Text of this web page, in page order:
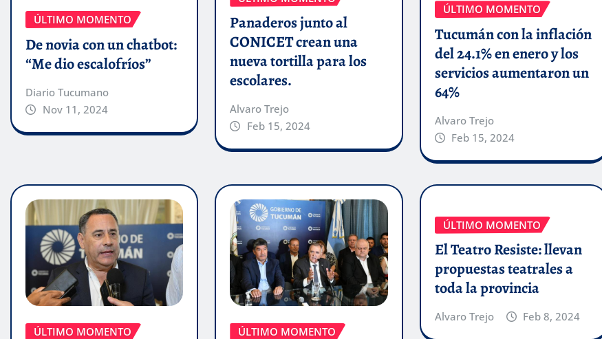
ÚLTIMO MOMENTO
De novia con un chatbot:
“Me dio escalofríos”
Diario Tucumano
Nov 11, 2024
Panaderos junto al
CONICET crean una
nueva tortilla para los
escolares.
Alvaro Trejo
Feb 15, 2024
ÚLTIMO MOMENTO
Tucumán con la inflación
del 24.1% en enero y los
servicios aumentaron un
64%
Alvaro Trejo
Feb 15, 2024
ÚLTIMO MOMENTO ÚLTIMO MOMENTO
ÚLTIMO MOMENTO
El Teatro Resiste: llevan
propuestas teatrales a
toda la provincia
Alvaro Trejo Feb 8, 2024